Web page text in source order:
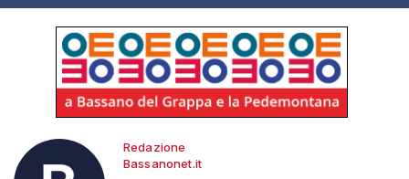
Redazione
Bassanonet.it